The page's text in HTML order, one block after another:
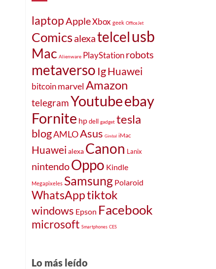
laptopAppleXbox geek OfficeJet
Comicsalexatelcelusb
Mac Alienware PlayStationrobots
metaverso IgHuawei
bitcoinmarvelAmazon
telegramYoutubeebay
Fornite hp dell gadget tesla
blogAMLOAsus Gimbal iMac
Huawei alexa Canon Lanix
nintendoOppo Kindle
Megapixeles Samsung Polaroid
WhatsApptiktok
windows Epson Facebook
microsoft Smartphones CES
Lo más leído